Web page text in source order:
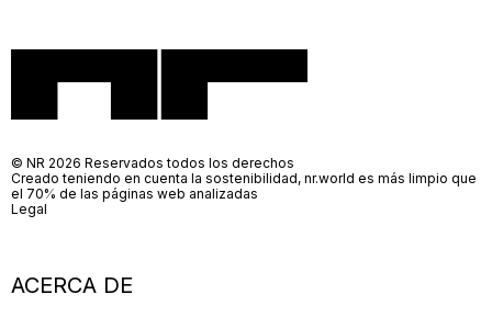
ACERCA DE
© NR 2026 Reservados todos los derechos
Creado teniendo en cuenta la sostenibilidad, nr.world es más limpio que
el 70% de las páginas web analizadas
Legal